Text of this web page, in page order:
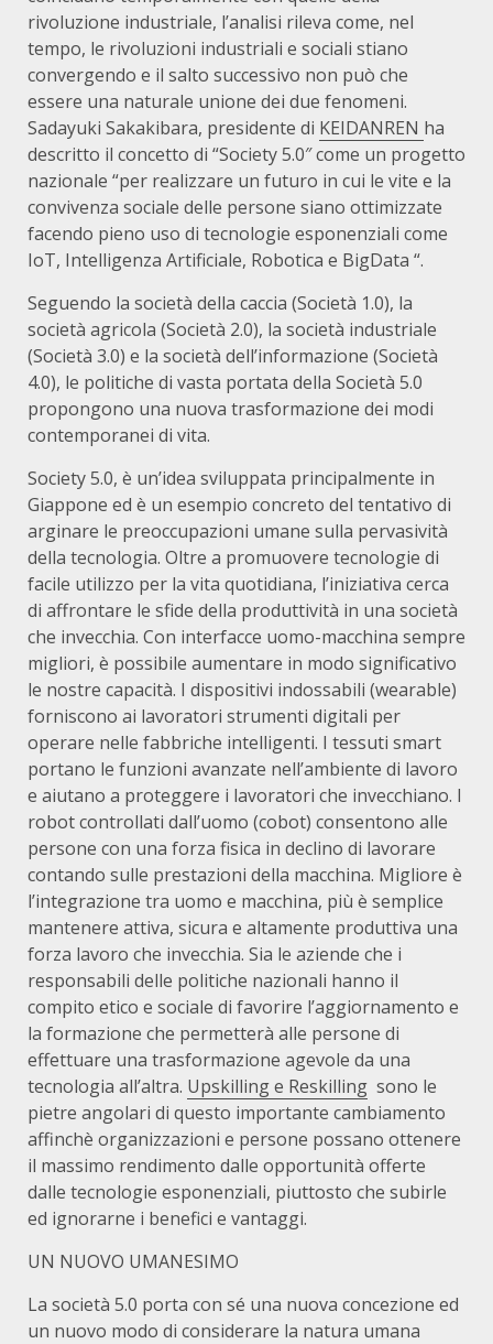
rivoluzione industriale, l’analisi rileva come, nel
tempo, le rivoluzioni industriali e sociali stiano
convergendo e il salto successivo non può che
essere una naturale unione dei due fenomeni.
Sadayuki Sakakibara, presidente di KEIDANREN ha
descritto il concetto di “Society 5.0″ come un progetto
nazionale “per realizzare un futuro in cui le vite e la
convivenza sociale delle persone siano ottimizzate
facendo pieno uso di tecnologie esponenziali come
IoT, Intelligenza Artificiale, Robotica e BigData “.
Seguendo la società della caccia (Società 1.0), la
società agricola (Società 2.0), la società industriale
(Società 3.0) e la società dell’informazione (Società
4.0), le politiche di vasta portata della Società 5.0
propongono una nuova trasformazione dei modi
contemporanei di vita.
Society 5.0, è un’idea sviluppata principalmente in
Giappone ed è un esempio concreto del tentativo di
arginare le preoccupazioni umane sulla pervasività
della tecnologia. Oltre a promuovere tecnologie di
facile utilizzo per la vita quotidiana, l’iniziativa cerca
di affrontare le sfide della produttività in una società
che invecchia. Con interfacce uomo-macchina sempre
migliori, è possibile aumentare in modo significativo
le nostre capacità. I dispositivi indossabili (wearable)
forniscono ai lavoratori strumenti digitali per
operare nelle fabbriche intelligenti. I tessuti smart
portano le funzioni avanzate nell’ambiente di lavoro
e aiutano a proteggere i lavoratori che invecchiano. I
robot controllati dall’uomo (cobot) consentono alle
persone con una forza fisica in declino di lavorare
contando sulle prestazioni della macchina. Migliore è
l’integrazione tra uomo e macchina, più è semplice
mantenere attiva, sicura e altamente produttiva una
forza lavoro che invecchia. Sia le aziende che i
responsabili delle politiche nazionali hanno il
compito etico e sociale di favorire l’aggiornamento e
la formazione che permetterà alle persone di
effettuare una trasformazione agevole da una
tecnologia all’altra. Upskilling e Reskilling sono le
pietre angolari di questo importante cambiamento
affinchè organizzazioni e persone possano ottenere
il massimo rendimento dalle opportunità offerte
dalle tecnologie esponenziali, piuttosto che subirle
ed ignorarne i benefici e vantaggi.
UN NUOVO UMANESIMO
La società 5.0 porta con sé una nuova concezione ed
un nuovo modo di considerare la natura umana